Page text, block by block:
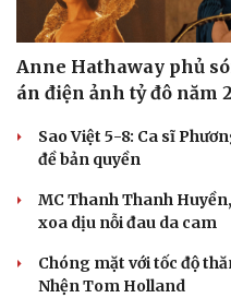
Anne Hathaway phủ
án điện ảnh tỷ đô năm
Sao Việt 5-8: Ca sĩ
đề bản quyền
MC Thanh Thanh
xoa dịu nỗi đau da cam
Chóng mặt với tốc độ
Nhện Tom Holland